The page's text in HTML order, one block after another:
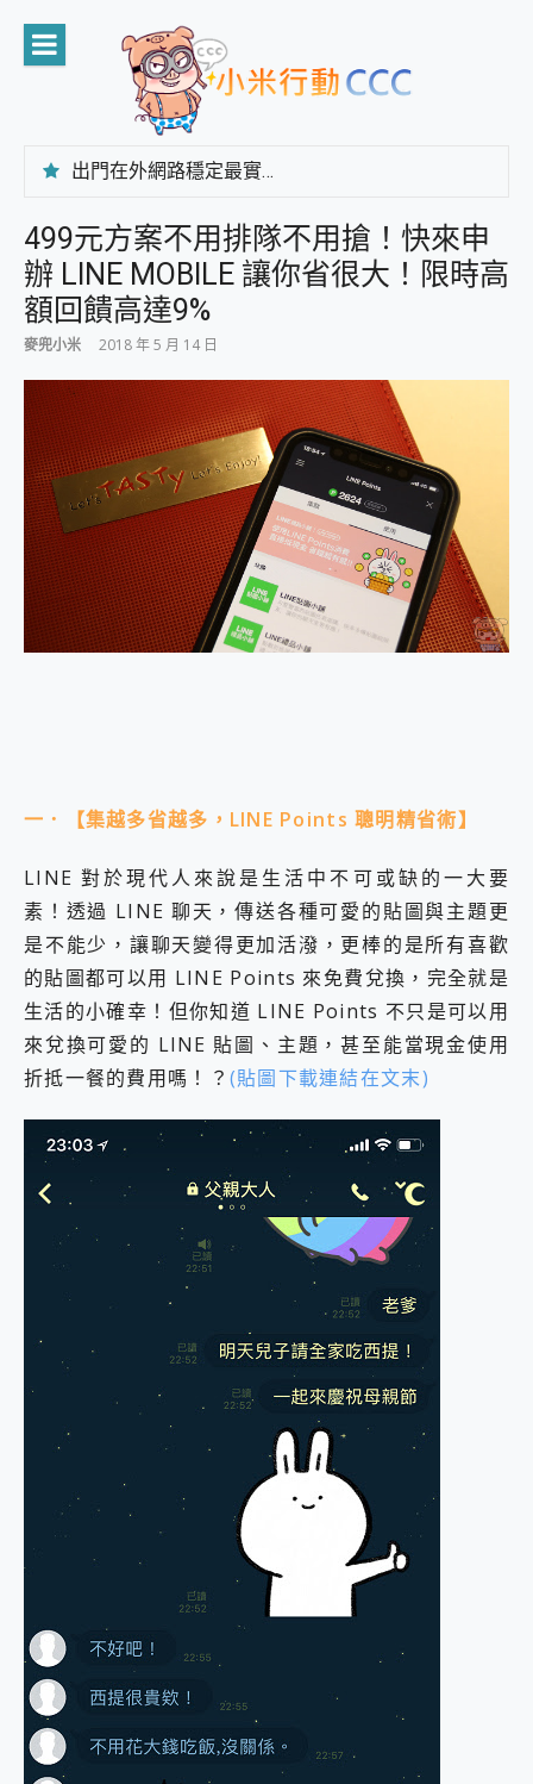
content
出門在外網路穩定最實在 「台灣大哥大」榮獲 4G/5G 在線率全球 NO.3 全台第一與全台六冠王實測心得，走到哪順到哪！
CP 值天花板~ Bongcom BS5 足球君開箱~ 短焦投影機 3千元就能擁有！ 折扣碼在這～
專為 PC上的 XBOX和掌機設計的 FireCuda X1070 SSD 固態硬碟開箱 評測
台灣製攝影機在這裡，100%全無線設計 SpotCam Solo Eco 太陽能防水雲端攝影機 SpotCam Solo 3 2.5K高畫質戶外攝影機 開箱 評測
AI 支付 一錶搞定大小事 Xiaomi Watch 5 開箱 評測
超驚艷 讓人一眼就愛上 LENOVO 聯想 Yoga Book 9 14吋 AI輕薄筆電 開箱 評測
美到讓人超想擁有 moto pad 60 系列 與 Moto | Swarovski razr 60 冰藍限定版本 開箱 評測
好用的 EaseUS Partition Master 讓您輕鬆的移除與格式化有防寫保護的隨身碟或SD卡
一鍵修復模糊影片、舊照的 AI 好幫手! VideoProc Converter AI 新版全解析 × 年末優惠，一篇全看懂
小朋友才做選擇 投影機 RGB藍牙音響 氛圍情境燈 我通通都要！ Starfish 2 幻彩膠囊投影機｜結合「 智慧投影 & 煥彩流動 」的沈浸式生活新體驗
外型超吸晴~ 給您絕佳操控體驗 GravaStar Mercury K1 系列 異星機械鍵盤與 Mercury X 系列 輕量無線電競滑鼠 開箱 評測
開箱~變身「蜘蛛人」椅子軍師！MSI MPG 491CQP QD-OLED 超寬曲面電競螢幕，多工辦公、爽度滿滿的終極桌面體驗
iPhone 17 系列 有認證的防護來囉！ imos 首家導入 UL MCV 行銷宣告驗證的手機配件品牌
DJI Osmo Pocket 3 爽爽帶回家 歡慶 EaseUS 21 週年到來，「Slogan 海報徵稿活動」好康大放送
小巧好吸不擋鏡頭 有Qi2認證的 ONPRO MagReact MXs2 5000mAh薄型磁吸無線急速行動電源 開箱 評測
飛利浦 JS7310 ⚡【電急便｜行動儲能救車電源】 可靠的旅行夥伴！帶給您優異的安全性與強大供電效能
您的專屬AI 助手 Yoga Slim 7 Aura Edition 觸控AI筆電 開箱 評測
realme 14 Pro 超硬軍規、冰感變色實測，realme 14 5G 遊戲戰鬥值爆表，效能x娛樂全都要！
iPhone、Apple Watch、AirPods耳機 三個設備充電一起搞定 ONPRO MagReact™ M3 3 in 1可攜摺疊無線充電器 開箱 評測
動靜皆宜「HUAWEI FreeArc」開放式耳掛耳機，無感配戴! 超穩超服貼，音質、通話也很優質
好玩好拍 vivo V50 ~ 口袋裡的 Zeiss 潮流攝影棚!
25種洗烘模式一機搞定! Roborock 衣莉莎白 H1 Neo分子篩洗脫烘 AI 滾筒洗衣機
B&O 精品級音響! Home+ 中嘉寬頻 SoundBox 劇院串流盒 開箱 評測
2億 APO蔡司長焦神機降臨~ vivo X200 Pro、vivo X200 就是這麼好拍
EaseUS Vocal Remover 免費線上去聲器一鍵去除人聲 人聲 音樂分離 2024 消除人聲推薦
3 個超值 MHN 飛人工具分享~~ iToolab AnyGo 魔物獵人 Now飛人 ios教學 不出門也可以到處走
小體積 40000mAh 超大容量 一次充5個設備 充好充滿 CUKTECH 酷態科 300W 微型充電站 開箱 評測
97.3% 恢復率，資料救援就是這麼簡單 EaseUS Data Recovery Wizard Free 18.0.0 業界最好的資料救援軟體
Xiaomi 14 Ultra 開箱 評測~ 有深度的 Leica 影像旗艦手機! 加碼小旗艦 Xiaomi 14 開箱 評測
MSI Claw 掌機專屬配件包 來囉 完美保護 MSI Claw A1M-026TW 電競掌機
多個願望一次滿足 超強散熱 微星 MSI Claw A1M-026TW 電競掌機 開箱 評測
一吸完美對位 擁有超強吸力與超好用的隱磁支架 O-ONE MAG 最會吸的行動電源 開箱 評測
近八千元的 Soundcore Liberty 5 Pro Max，有螢幕的耳機會是智商稅嗎?
499元方案不用排隊不用搶！快來申
辦 LINE MOBILE 讓你省很大！限時高
額回饋高達9%
麥兜小米 2018 年 5 月 14 日
一．【集越多省越多，LINE Points 聰明精省術】
LINE 對於現代人來說是生活中不可或缺的一大要
素！透過 LINE 聊天，傳送各種可愛的貼圖與主題更
是不能少，讓聊天變得更加活潑，更棒的是所有喜歡
的貼圖都可以用 LINE Points 來免費兌換，完全就是
生活的小確幸！但你知道 LINE Points 不只是可以用
來兌換可愛的 LINE 貼圖、主題，甚至能當現金使用
折抵一餐的費用嗎！？ (貼圖下載連結在文末)